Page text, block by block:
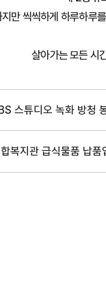
만 씩씩하게 하루하루
살아가는 모든 시
스튜디오 녹화 방청
복지관 급식물품 납